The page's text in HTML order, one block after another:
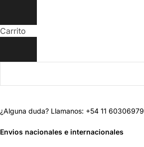
Carrito
¿Alguna duda? Llamanos: +54 11 60306979
Envios nacionales e internacionales